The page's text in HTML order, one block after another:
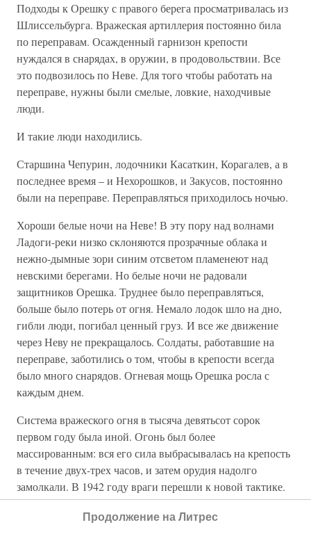
Подходы к Орешку с правого берега просматривалась из
Шлиссельбурга. Вражеская артиллерия постоянно била
по переправам. Осажденный гарнизон крепости
нуждался в снарядах, в оружии, в продовольствии. Все
это подвозилось по Неве. Для того чтобы работать на
переправе, нужны были смелые, ловкие, находчивые
люди.
И такие люди находились.
Старшина Чепурин, лодочники Касаткин, Корагалев, а в
последнее время – и Нехорошков, и Закусов, постоянно
были на переправе. Переправляться приходилось ночью.
Хороши белые ночи на Неве! В эту пору над волнами
Ладоги-реки низко склоняются прозрачные облака и
нежно-дымные зори синим отсветом пламенеют над
невскими берегами. Но белые ночи не радовали
защитников Орешка. Труднее было переправляться,
больше было потерь от огня. Немало лодок шло на дно,
гибли люди, погибал ценный груз. И все же движение
через Неву не прекращалось. Солдаты, работавшие на
переправе, заботились о том, чтобы в крепости всегда
было много снарядов. Огневая мощь Орешка росла с
каждым днем.
Система вражеского огня в тысяча девятьсот сорок
первом году была иной. Огонь был более
массированным: вся его сила выбрасывалась на крепость
в течение двух-трех часов, и затем орудия надолго
замолкали. В 1942 году враги перешли к новой тактике.
Через каждые пятнадцать-двадцать минут они делали
огневые налеты на крепость, постоянно беспокоили
Продолжение на Литрес